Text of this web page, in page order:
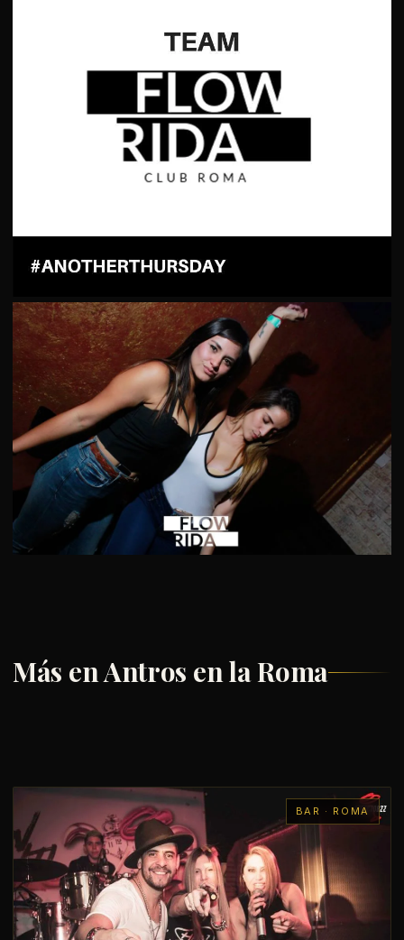
Más en Antros en la Roma
BAR · ROMA